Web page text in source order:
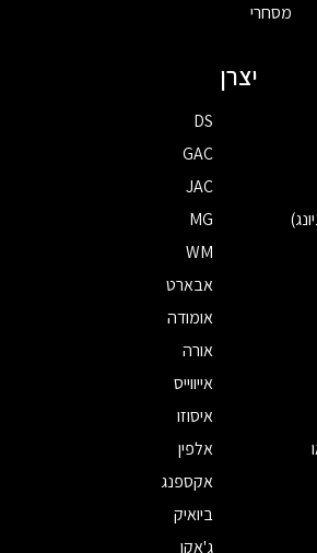
מסחרי
יצרן
DS
GAC
JAC
MG
WM
אבארט
אומודה
אורה
אייווייס
איסוזו
אלפין
אקספנג
ביואיק
ג'אקו